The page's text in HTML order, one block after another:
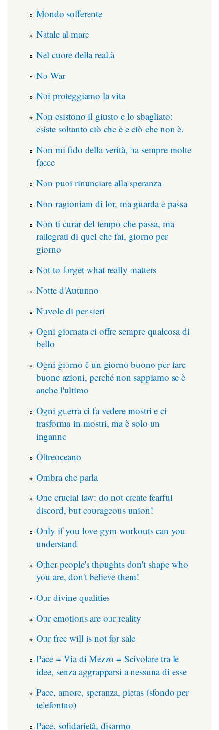
Mondo sofferente
Natale al mare
Nel cuore della realtà
No War
Noi proteggiamo la vita
Non esistono il giusto e lo sbagliato:
esiste soltanto ciò che è e ciò che non è.
Non mi fido della verità, ha sempre molte
facce
Non puoi rinunciare alla speranza
Non ragioniam di lor, ma guarda e passa
Non ti curar del tempo che passa, ma
rallegrati di quel che fai, giorno per
giorno
Not to forget what really matters
Notte d'Autunno
Nuvole di pensieri
Ogni giornata ci offre sempre qualcosa di
bello
Ogni giorno è un giorno buono per fare
buone azioni, perché non sappiamo se è
anche l'ultimo
Ogni guerra ci fa vedere mostri e ci
trasforma in mostri, ma è solo un
inganno
Oltreoceano
Ombra che parla
One crucial law: do not create fearful
discord, but courageous union!
Only if you love gym workouts can you
understand
Other people's thoughts don't shape who
you are, don't believe them!
Our divine qualities
Our emotions are our reality
Our free will is not for sale
Pace = Via di Mezzo = Scivolare tra le
idee, senza aggrapparsi a nessuna di esse
Pace, amore, speranza, pietas (sfondo per
telefonino)
Pace, solidarietà, disarmo